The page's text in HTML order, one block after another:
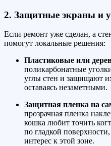
2. Защитные экраны и
Если ремонт уже сделан, а
помогут локальные решения:
Пластиковые или
поликарбонатные
углы стен и защищают
оставаясь незаметными.
Защитная пленка на
прозрачная пленка
кошка любит точить
по гладкой
интерес к этой зоне.